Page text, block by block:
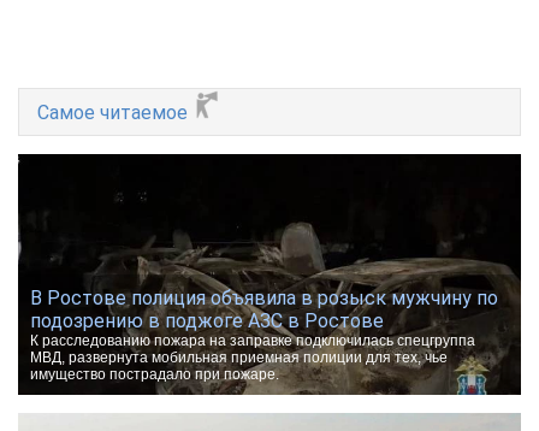
Самое читаемое
В Ростове полиция объявила в розыск мужчину по
подозрению в поджоге АЗС в Ростове
К расследованию пожара на заправке подключилась спецгруппа
МВД, развернута мобильная приемная полиции для тех, чье
имущество пострадало при пожаре.